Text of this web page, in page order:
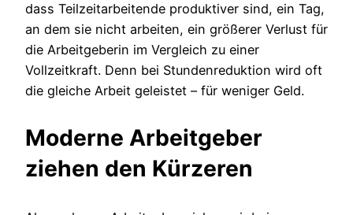
dass Teilzeitarbeitende produktiver sind, ein Tag,
an dem sie nicht arbeiten, ein größerer Verlust für
die Arbeitgeberin im Vergleich zu einer
Vollzeitkraft. Denn bei Stundenreduktion wird oft
die gleiche Arbeit geleistet – für weniger Geld.
Moderne Arbeitgeber
ziehen den Kürzeren